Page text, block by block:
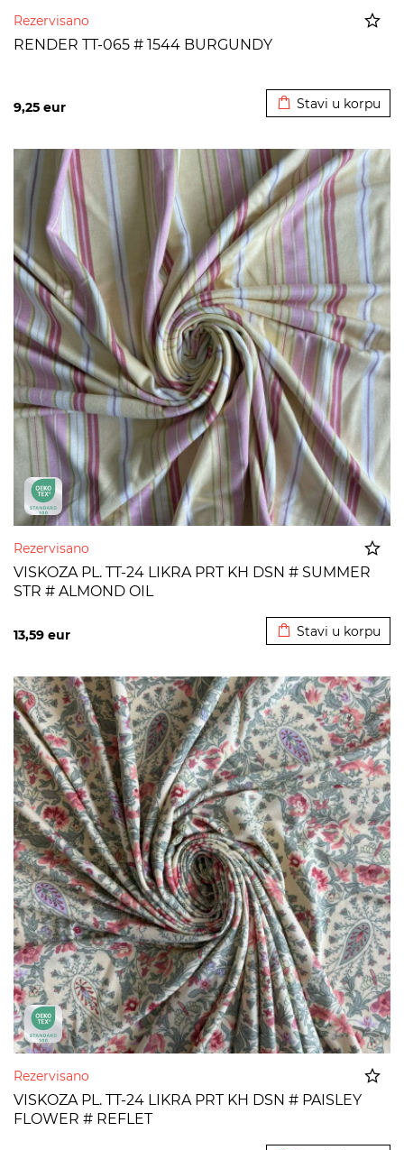
Rezervisano
RENDER TT-065 # 1544 BURGUNDY
9,25 eur Stavi u korpu
Rezervisano
VISKOZA PL. TT-24 LIKRA PRT KH DSN # SUMMER
STR # ALMOND OIL
13,59 eur Stavi u korpu
Rezervisano
VISKOZA PL. TT-24 LIKRA PRT KH DSN # PAISLEY
FLOWER # REFLET